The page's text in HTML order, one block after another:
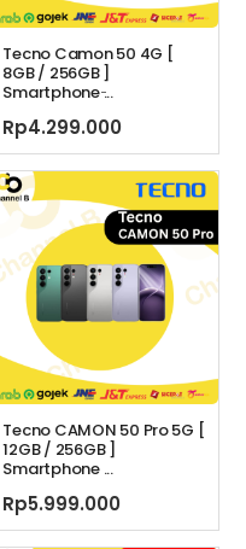
Tecno Camon 50 4G [
8GB / 256GB ]
Smartphone ̵...
Rp4.299.000
Tecno CAMON 50 Pro 5G [
12GB / 256GB ]
Smartphone ...
Rp5.999.000